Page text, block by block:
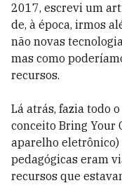
2017, escrevi um
de, à época, irmos
não novas
mas como
recursos.
Lá atrás, fazia todo
conceito Bring Your
aparelho
pedagógicas eram
recursos que